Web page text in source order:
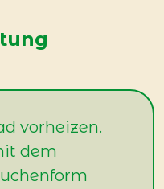
vorheizen.
dem